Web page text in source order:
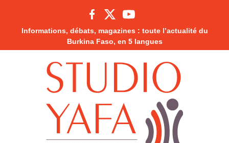
Informations, débats, magazines : toute l’actualité du
Burkina Faso, en 5 langues